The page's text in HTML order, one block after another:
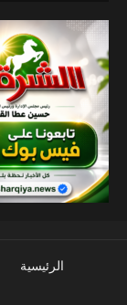
الرئيسية